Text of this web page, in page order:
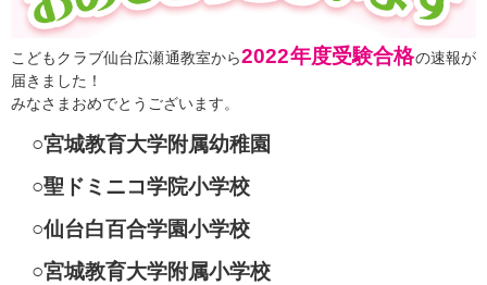
こどもクラブ仙台広瀬通教室から2022年度受験合格の速報が
届きました！
みなさまおめでとうございます。
○宮城教育大学附属幼稚園
○聖ドミニコ学院小学校
○仙台白百合学園小学校
○宮城教育大学附属小学校